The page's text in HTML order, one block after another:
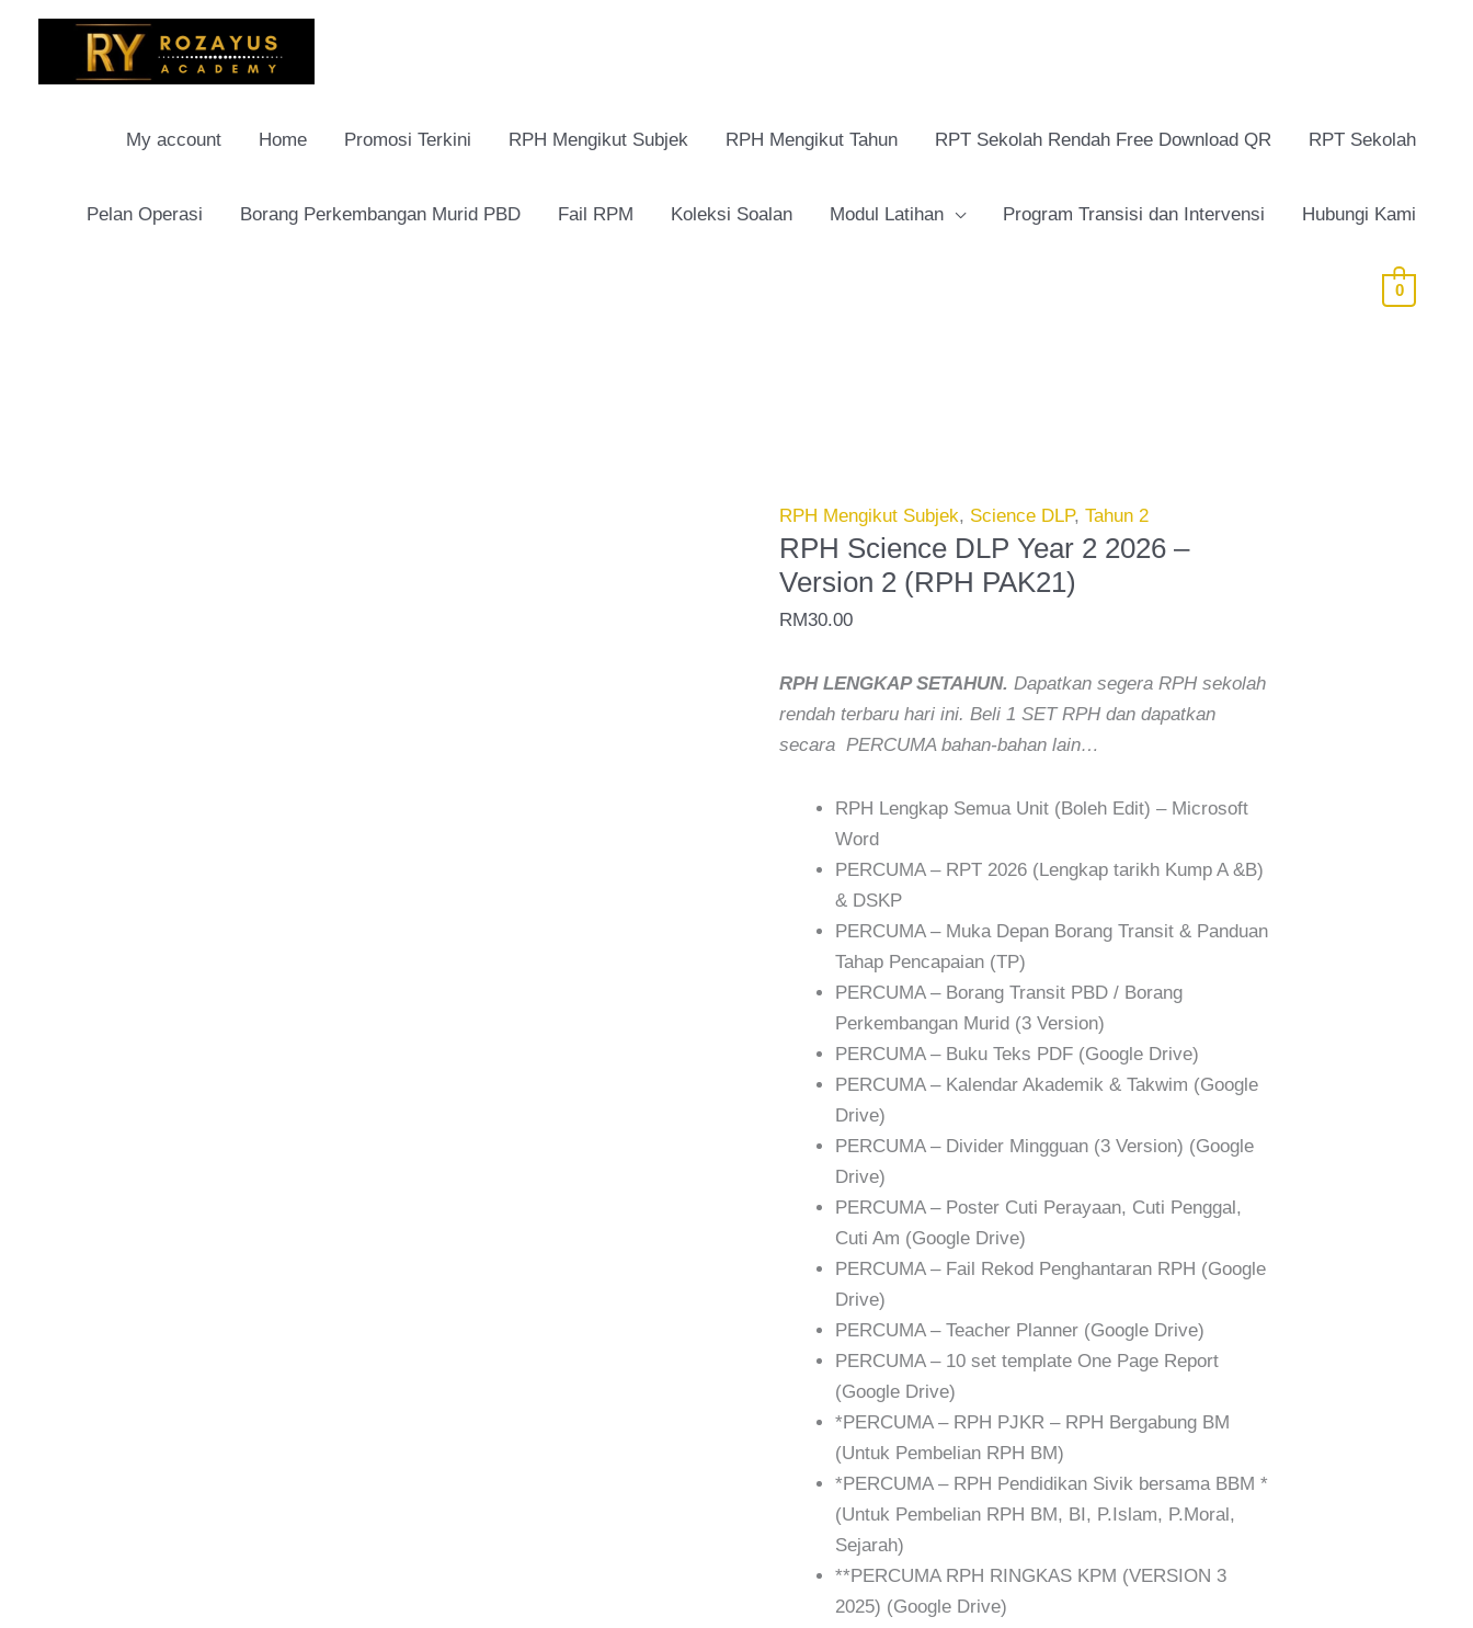
My account Home Promosi Terkini RPH Mengikut Subjek RPH Mengikut Tahun RPT Sekolah Rendah Free Download QR RPT Sekolah
Pelan Operasi Borang Perkembangan Murid PBD Fail RPM Koleksi Soalan Modul Latihan Program Transisi dan Intervensi Hubungi Kami
0
RPH Mengikut Subjek, Science DLP, Tahun 2
RPH Science DLP Year 2 2026 –
Version 2 (RPH PAK21)
RM30.00
RPH LENGKAP SETAHUN. Dapatkan segera RPH sekolah
rendah terbaru hari ini. Beli 1 SET RPH dan dapatkan
secara PERCUMA bahan-bahan lain…
RPH Lengkap Semua Unit (Boleh Edit) – Microsoft
Word
PERCUMA – RPT 2026 (Lengkap tarikh Kump A &B)
& DSKP
PERCUMA – Muka Depan Borang Transit & Panduan
Tahap Pencapaian (TP)
PERCUMA – Borang Transit PBD / Borang
Perkembangan Murid (3 Version)
PERCUMA – Buku Teks PDF (Google Drive)
PERCUMA – Kalendar Akademik & Takwim (Google
Drive)
PERCUMA – Divider Mingguan (3 Version) (Google
Drive)
PERCUMA – Poster Cuti Perayaan, Cuti Penggal,
Cuti Am (Google Drive)
PERCUMA – Fail Rekod Penghantaran RPH (Google
Drive)
PERCUMA – Teacher Planner (Google Drive)
PERCUMA – 10 set template One Page Report
(Google Drive)
*PERCUMA – RPH PJKR – RPH Bergabung BM
(Untuk Pembelian RPH BM)
*PERCUMA – RPH Pendidikan Sivik bersama BBM *
(Untuk Pembelian RPH BM, BI, P.Islam, P.Moral,
Sejarah)
**PERCUMA RPH RINGKAS KPM (VERSION 3
2025) (Google Drive)
Year
2
2026
Version
(RPH
PAK21)
quantity